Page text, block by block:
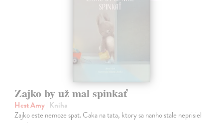
Zajko by už mal spinkať
Hest Amy| Kniha
Zajko este nemoze spat. Caka na tata, ktory sa nanho stale neprisiel